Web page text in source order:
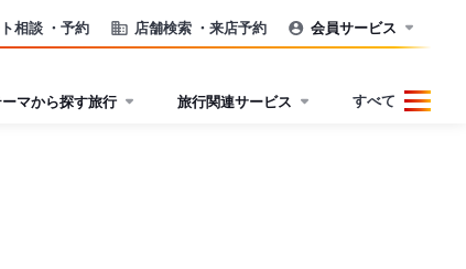
相談 ・予約 店舗検索 ・来店予約 会員サービス
ーマから探す旅行 旅行関連サービス すべて